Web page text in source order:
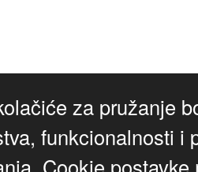
za pružanje
funkcionalnosti i